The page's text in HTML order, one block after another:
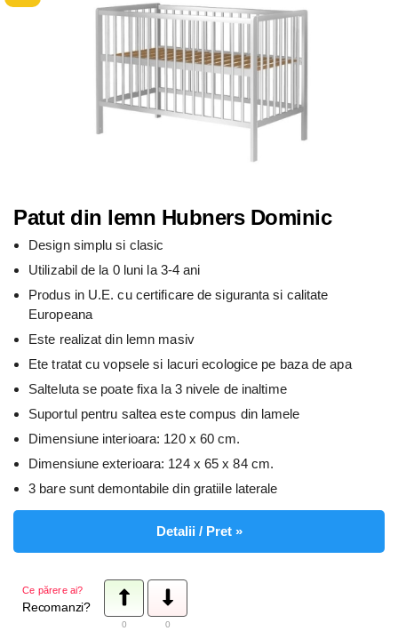
Patut din lemn Hubners Dominic
Design simplu si clasic
Utilizabil de la 0 luni la 3-4 ani
Produs in U.E. cu certificare de siguranta si calitate
Europeana
Este realizat din lemn masiv
Ete tratat cu vopsele si lacuri ecologice pe baza de apa
Salteluta se poate fixa la 3 nivele de inaltime
Suportul pentru saltea este compus din lamele
Dimensiune interioara: 120 x 60 cm.
Dimensiune exterioara: 124 x 65 x 84 cm.
3 bare sunt demontabile din gratiile laterale
Detalii / Pret »
Ce părere ai?
Recomanzi?
0 0